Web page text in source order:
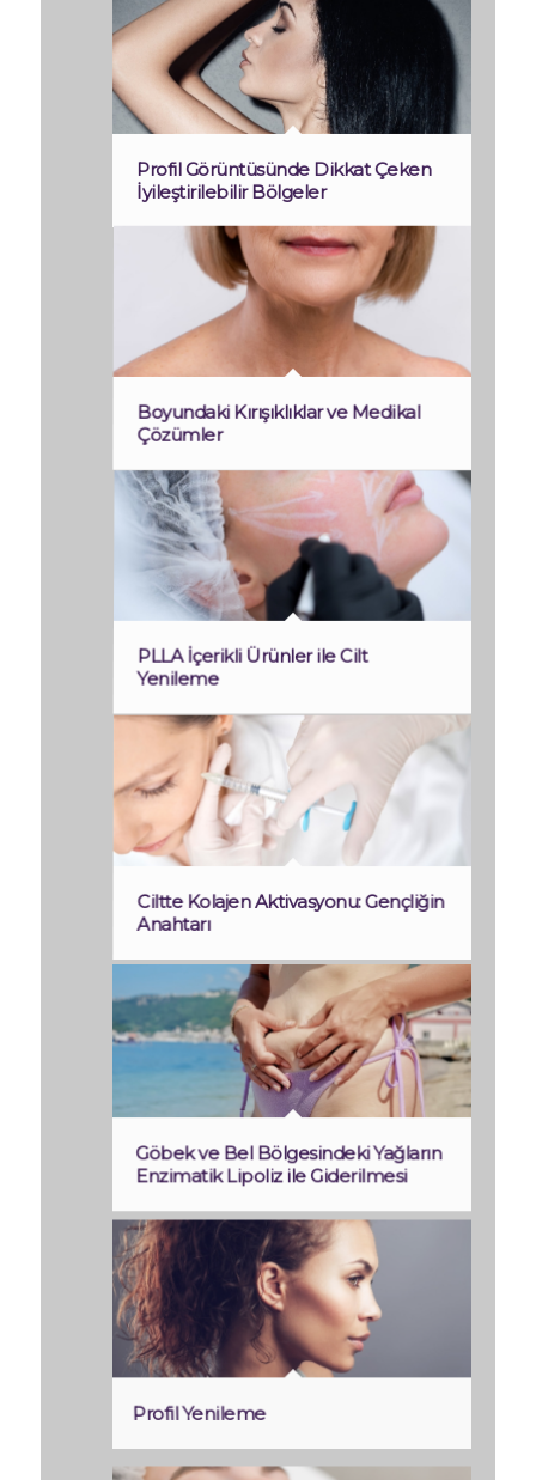
Profil Görüntüsünde Dikkat Çeken
İyileştirilebilir Bölgeler
Boyundaki Kırışıklıklar ve Medikal
Çözümler
PLLA İçerikli Ürünler ile Cilt
Yenileme
Ciltte Kolajen Aktivasyonu: Gençliğin
Anahtarı
Göbek ve Bel Bölgesindeki Yağların
Enzimatik Lipoliz ile Giderilmesi